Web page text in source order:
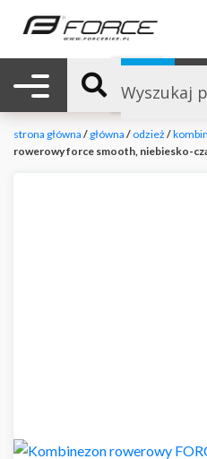
Nawigacja mobilna B2B
strona główna / główna / odzież /
rowerowy force smooth, niebiesko-